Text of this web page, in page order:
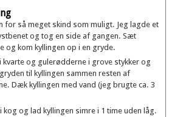
for så meget skind som muligt. Jeg lagde et
og tog en side af gangen. Sæt
og kom kyllingen op i en gryde.
kvarte og gulerødderne i grove stykker og
til kyllingen sammen resten af
Dæk kyllingen med vand (jeg brugte ca. 3
kog og lad kyllingen simre i 1 time uden låg.